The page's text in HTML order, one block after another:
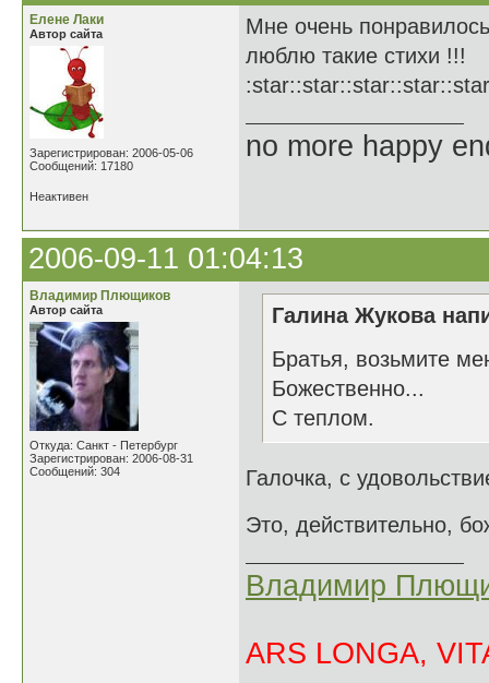
Елене Лаки
Автор сайта
Зарегистрирован: 2006-05-06
Сообщений: 17180
Мне очень
люблю такие стихи !!!
no more happy
Неактивен
2006-09-11 01:04:13
Владимир Плющиков
Автор сайта
Откуда: Санкт - Петербург
Зарегистрирован: 2006-08-31
Сообщений: 304
Галина Жукова
Братья, возьмите
Божественно...
С теплом.
Галочка, с
Это, действительно,
Владимир
ARS LONGA,